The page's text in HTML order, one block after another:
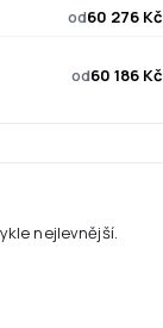
od60 276 Kč
od60 186 Kč
nejlevnější.